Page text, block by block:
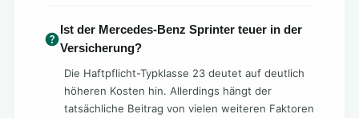
Ist der Mercedes-Benz Sprinter teuer in der
Versicherung?
Die Haftpflicht-Typklasse 23 deutet auf deutlich
höheren Kosten hin. Allerdings hängt der
tatsächliche Beitrag von vielen weiteren Faktoren